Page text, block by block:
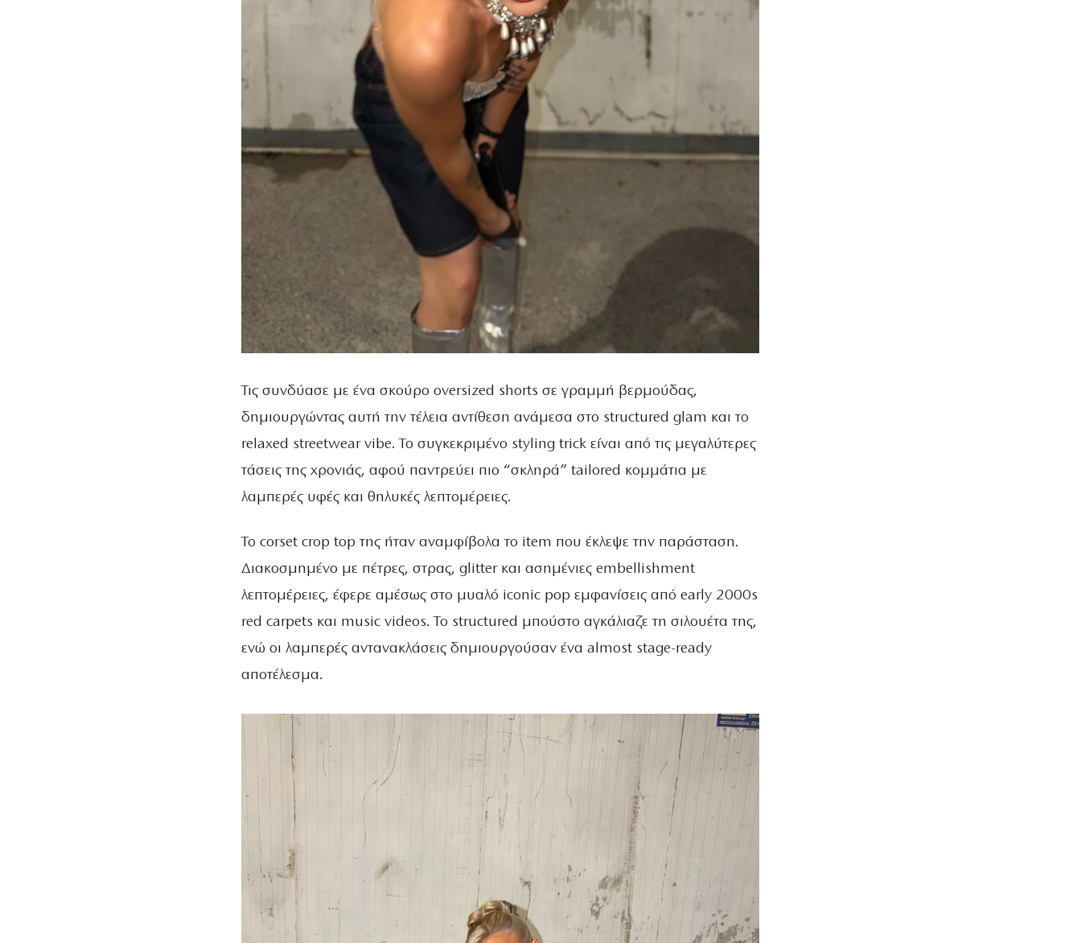
Τις συνδύασε με ένα σκούρο oversized shorts σε γραμμή βερμούδας,
δημιουργώντας αυτή την τέλεια αντίθεση ανάμεσα στο structured glam και το
relaxed streetwear vibe. Το συγκεκριμένο styling trick είναι από τις μεγαλύτερες
τάσεις της χρονιάς, αφού παντρεύει πιο “σκληρά” tailored κομμάτια με
λαμπερές υφές και θηλυκές λεπτομέρειες.
Το corset crop top της ήταν αναμφίβολα το item που έκλεψε την παράσταση.
Διακοσμημένο με πέτρες, στρας, glitter και ασημένιες embellishment
λεπτομέρειες, έφερε αμέσως στο μυαλό iconic pop εμφανίσεις από early 2000s
red carpets και music videos. Το structured μπούστο αγκάλιαζε τη σιλουέτα της,
ενώ οι λαμπερές αντανακλάσεις δημιουργούσαν ένα almost stage-ready
αποτέλεσμα.